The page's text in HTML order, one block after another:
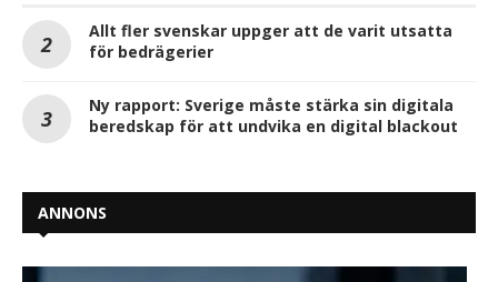
Allt fler svenskar uppger att de varit utsatta
för bedrägerier
Ny rapport: Sverige måste stärka sin digitala
beredskap för att undvika en digital blackout
ANNONS